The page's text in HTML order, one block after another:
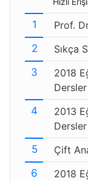
Prof.
Sıkça
2018
Dersler
2013
Dersler
Çift
2018